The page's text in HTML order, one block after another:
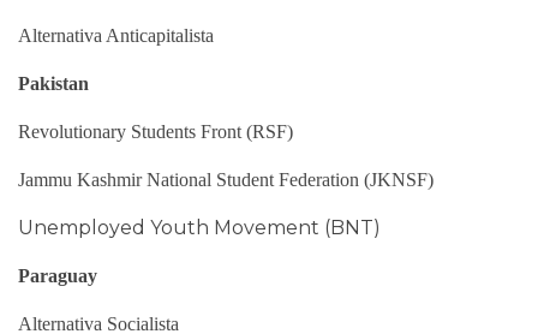
Alternativa Anticapitalista
Pakistan
Revolutionary Students Front (RSF)
Jammu Kashmir National Student Federation (JKNSF)
Unemployed Youth Movement (BNT)
Paraguay
Alternativa Socialista